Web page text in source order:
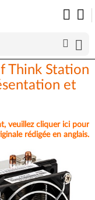
Think Station
et
veuillez cliquer ici pour
rédigée en anglais.